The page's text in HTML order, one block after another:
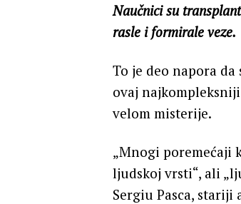
Naučnici su
rasle i formirale veze.
To je deo napora
ovaj
velom misterije.
„Mnogi poremećaji
ljudskoj vrsti“, ali
Sergiu Pasca,